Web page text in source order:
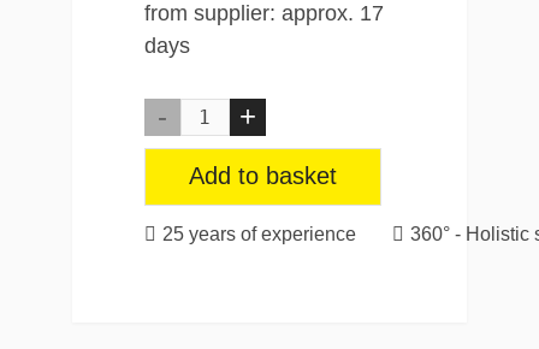
from supplier: approx. 17
days
Add to basket
25 years of experience 360° - Holistic